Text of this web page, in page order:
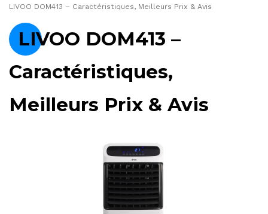
LIVOO DOM413 – Caractéristiques, Meilleurs Prix & Avis
LIVOO DOM413 –
Caractéristiques,
Meilleurs Prix & Avis